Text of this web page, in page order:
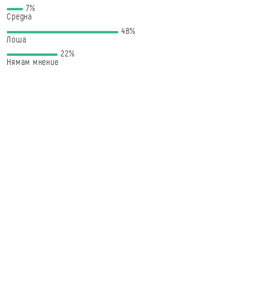
7%
Средна
48%
Лоша
22%
Нямам мнение